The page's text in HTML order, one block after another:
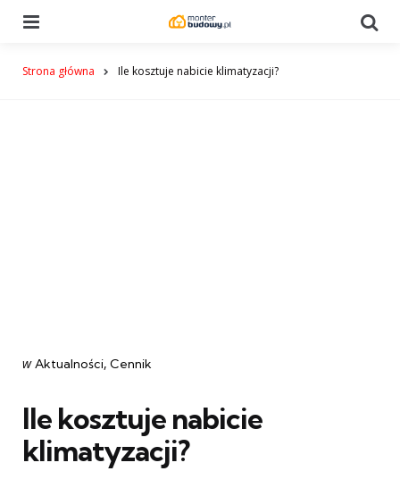
Strona główna Ile kosztuje nabicie klimatyzacji?
Categories
post
w Aktualności Cennik
Ile kosztuje nabicie
klimatyzacji?